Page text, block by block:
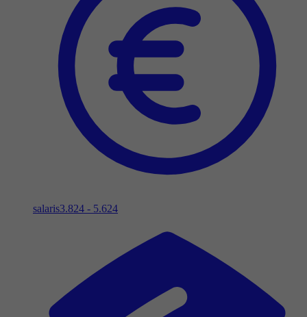
salaris3.824 - 5.624